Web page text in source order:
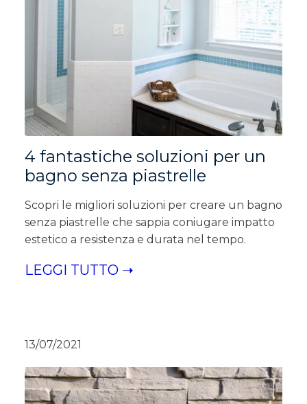
4 fantastiche soluzioni per un
bagno senza piastrelle
Scopri le migliori soluzioni per creare un bagno
senza piastrelle che sappia coniugare impatto
estetico a resistenza e durata nel tempo.
LEGGI TUTTO ➝
13/07/2021